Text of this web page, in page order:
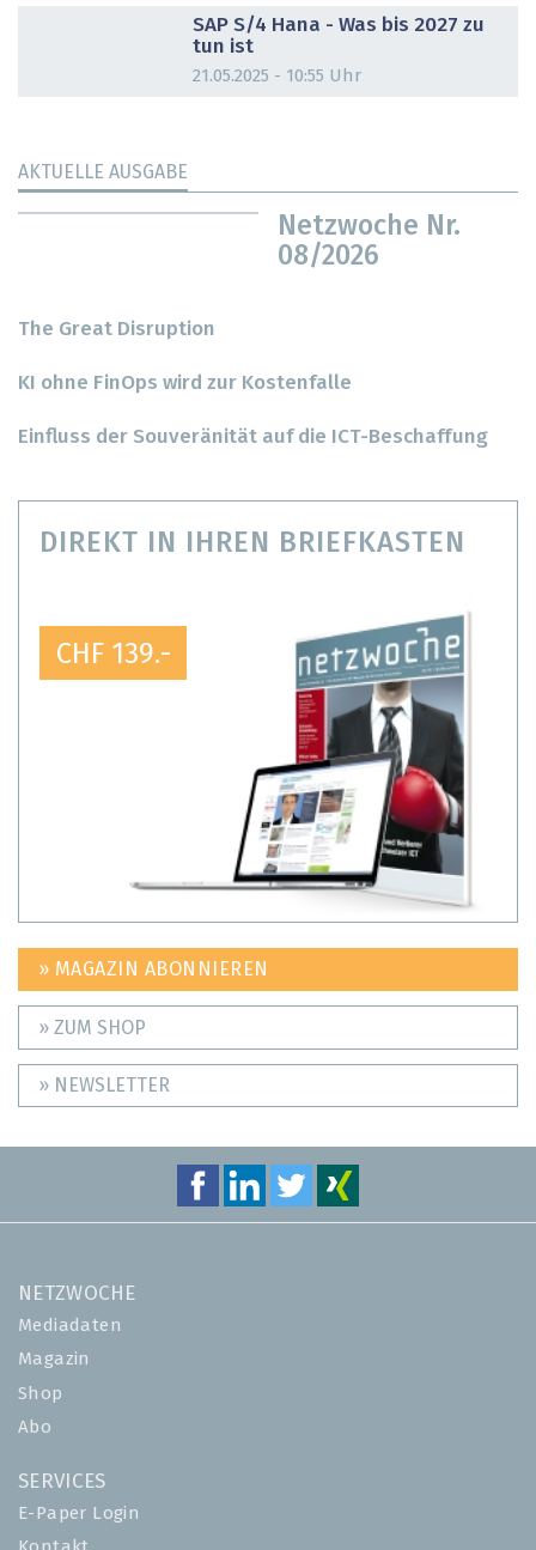
SAP S/4 Hana - Was bis 2027 zu
tun ist
21.05.2025 - 10:55 Uhr
AKTUELLE AUSGABE
Netzwoche Nr.
08/2026
The Great Disruption
KI ohne FinOps wird zur Kostenfalle
Einfluss der Souveränität auf die ICT-Beschaffung
DIREKT IN IHREN BRIEFKASTEN
CHF 139.-
» MAGAZIN ABONNIEREN
» ZUM SHOP
» NEWSLETTER
NETZWOCHE
Mediadaten
Magazin
Shop
Abo
SERVICES
E-Paper Login